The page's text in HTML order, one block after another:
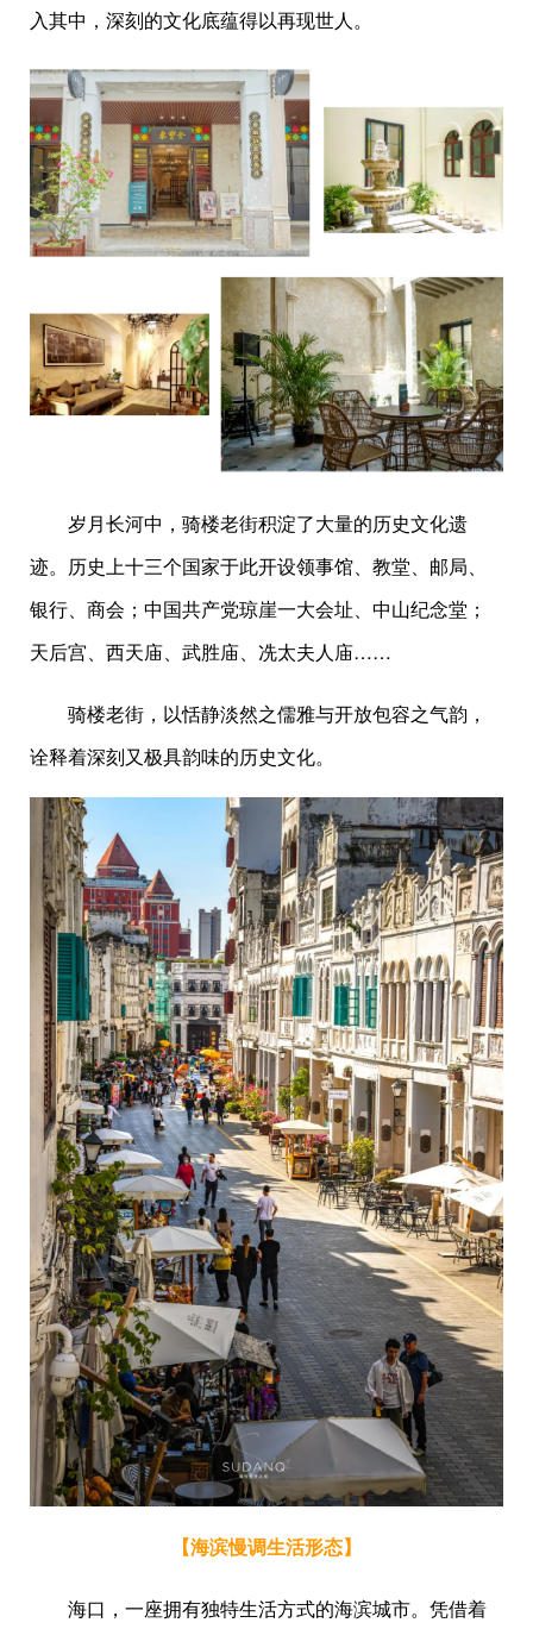
入其中，深刻的文化底蕴得以再现世人。
岁月长河中，骑楼老街积淀了大量的历史文化遗
迹。历史上十三个国家于此开设领事馆、教堂、邮局、
银行、商会；中国共产党琼崖一大会址、中山纪念堂；
天后宫、西天庙、武胜庙、冼太夫人庙……
骑楼老街，以恬静淡然之儒雅与开放包容之气韵，
诠释着深刻又极具韵味的历史文化。
【海滨慢调生活形态】
海口，一座拥有独特生活方式的海滨城市。凭借着